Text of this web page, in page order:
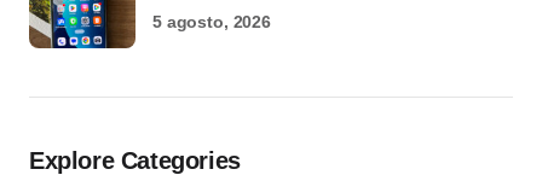
5 agosto, 2026
Explore Categories